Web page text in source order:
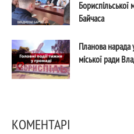
Бориспільської
Байчаса
Планова нарада
міської ради
КОМЕНТАРІ